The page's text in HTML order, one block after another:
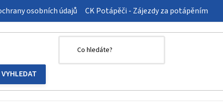
osobních údajů CK Potápěči - Zájezdy za potápěním